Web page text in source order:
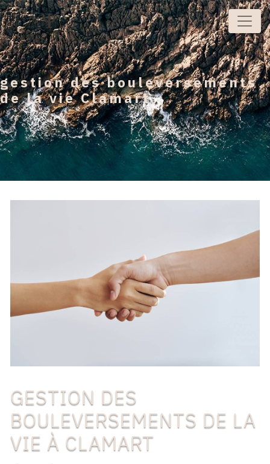
Panneau de gestion des cookies
gestion des bouleversements
de la vie Clamart
GESTION DES
BOULEVERSEMENTS DE LA
VIE À CLAMART